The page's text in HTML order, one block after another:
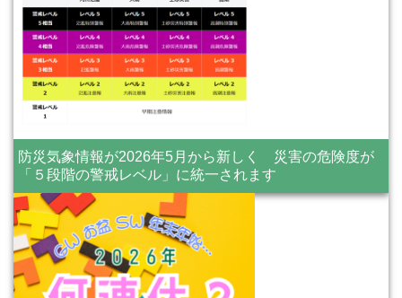
防災気象情報が2026年5月から新しく 災害の危険度が
「５段階の警戒レベル」に統一されます